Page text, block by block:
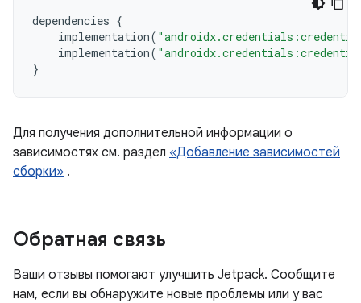
dependencies {
implementation(
implementation(
}
Для получения дополнительной информации о
зависимостях см. раздел «Добавление зависимостей
сборки» .
Обратная связь
Ваши отзывы помогают улучшить Jetpack. Сообщите
нам, если вы обнаружите новые проблемы или у вас